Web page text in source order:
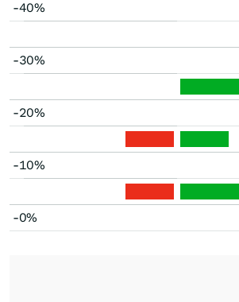
-40%
-30%
-20%
-10%
-0%